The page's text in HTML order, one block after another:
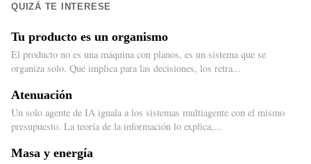
QUIZÁ TE INTERESE
Tu producto es un organismo
El producto no es una máquina con planos, es un sistema que se
organiza solo. Qué implica para las decisiones, los retra...
Atenuación
Un solo agente de IA iguala a los sistemas multiagente con el mismo
presupuesto. La teoría de la información lo explica,...
Masa y energía